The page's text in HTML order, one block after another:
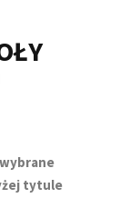
tytule